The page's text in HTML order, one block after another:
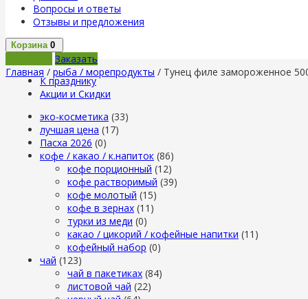
Вопросы и ответы
Отзывы и предложения
Корзина 0
Заказать
Главная / рыба / морепродукты / Тунец филе замороженное
К празднику
Акции и Скидки
эко-косметика (33)
лучшая цена (17)
Пасха 2026 (0)
кофе / какао / к.напиток (86)
кофе порционный (12)
кофе растворимый (39)
кофе молотый (15)
кофе в зернах (11)
турки из меди (0)
какао / цикорий / кофейные напитки (11)
кофейный набор (0)
чай (123)
чай в пакетиках (84)
листовой чай (22)